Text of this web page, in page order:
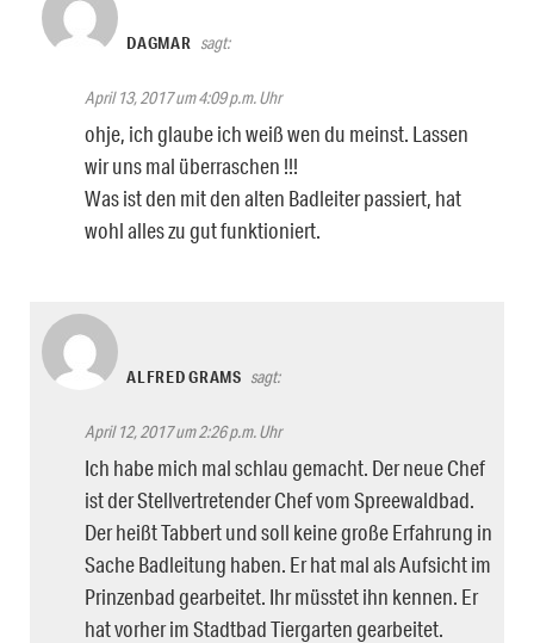
DAGMAR sagt:
April 13, 2017 um 4:09 p.m. Uhr
ohje, ich glaube ich weiß wen du meinst. Lassen
wir uns mal überraschen !!!
Was ist den mit den alten Badleiter passiert, hat
wohl alles zu gut funktioniert.
ALFRED GRAMS sagt:
April 12, 2017 um 2:26 p.m. Uhr
Ich habe mich mal schlau gemacht. Der neue Chef
ist der Stellvertretender Chef vom Spreewaldbad.
Der heißt Tabbert und soll keine große Erfahrung in
Sache Badleitung haben. Er hat mal als Aufsicht im
Prinzenbad gearbeitet. Ihr müsstet ihn kennen. Er
hat vorher im Stadtbad Tiergarten gearbeitet.